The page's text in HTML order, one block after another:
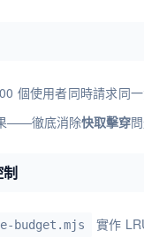
個使用者同時請求同一
——徹底消除快取擊穿問
budget.mjs
實作